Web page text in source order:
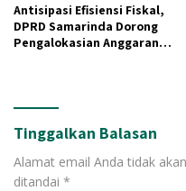
Antisipasi Efisiensi Fiskal,
DPRD Samarinda Dorong
Pengalokasian Anggaran
Tinggalkan Balasan
Alamat email Anda tidak
ditandai *